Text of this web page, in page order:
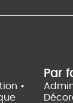
•
Par